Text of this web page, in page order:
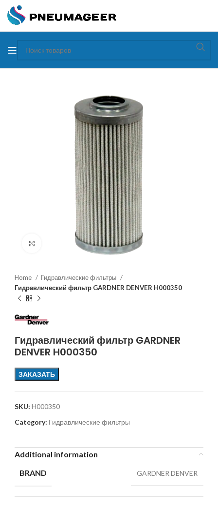
Home
Гидравлические фильтры
Гидравлический фильтр GARDNER DENVER H000350
Гидравлический фильтр GARDNER
DENVER H000350
ЗАКАЗАТЬ
SKU: H000350
Category: Гидравлические фильтры
Additional information
BRAND
GARDNER DENVER